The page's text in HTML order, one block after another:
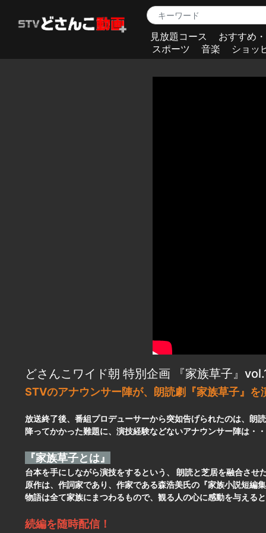
見放題コース
おすすめ
スポーツ
音楽 ショッ
どさんこワイド朝 特別企画 『家族草子』
STVのアナウンサー陣が、朗読劇『家族草子』
放送終了後、番組プロデューサーから突如告げられたのは、朗
降ってかかった難題に、演技経験などないアナウンサー陣は・
『家族草子とは』
台本を手にしながら演技をするという、 朗読と芝居を融合させ
原作は、作詞家であり、作家である森浩美氏の『家族小説短編
物語は全て家族にまつわるもので、観る人の心に感動を与える
続編を随時配信！